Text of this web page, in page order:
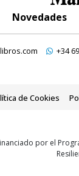
Novedades
+34
de Cookies
por el